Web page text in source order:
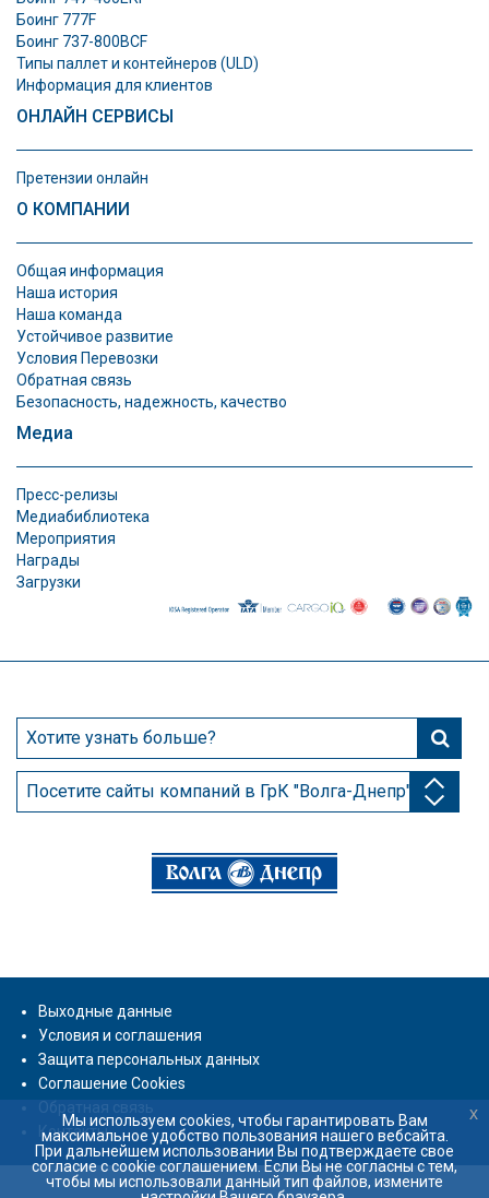
Боинг 777F
Боинг 737-800BCF
Типы паллет и контeйнеров (ULD)
Информация для клиентов
ОНЛАЙН СЕРВИСЫ
Претензии онлайн
О КОМПАНИИ
Общая информация
Наша история
Наша команда
Устойчивое развитие
Условия Перевозки
Обратная связь
Безопасность, надежность, качество
Медиа
Пресс-релизы
Медиабиблиотека
Мероприятия
Награды
Загрузки
Посетите сайты компаний в ГрК "Волга-Днепр"
Выходные данные
Условия и соглашения
Защита персональных данных
Соглашение Cookies
Обратная связь
Контакты
Mы используем cookies, чтобы гарантировать Вам
максимальное удобство пользования нашего вебсайта.
При дальнейшем использовании Вы подтверждаете свое
согласие с cookie соглашением. Если Вы не согласны с тем,
чтобы мы использовали данный тип файлов, измените
x